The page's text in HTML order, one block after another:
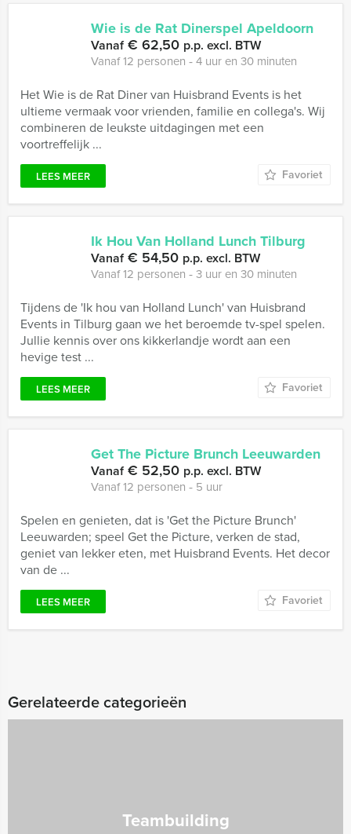
Wie is de Rat Dinerspel Apeldoorn
Vanaf€ 62,50 p.p. excl. BTW
Vanaf 12 personen ‐ 4 uur en 30 minuten
Het Wie is de Rat Diner van Huisbrand Events is het
ultieme vermaak voor vrienden, familie en collega's. Wij
combineren de leukste uitdagingen met een
voortreffelijk ...
LEES MEER Favoriet
Ik Hou Van Holland Lunch Tilburg
Vanaf€ 54,50 p.p. excl. BTW
Vanaf 12 personen ‐ 3 uur en 30 minuten
Tijdens de 'Ik hou van Holland Lunch' van Huisbrand
Events in Tilburg gaan we het beroemde tv-spel spelen.
Jullie kennis over ons kikkerlandje wordt aan een
hevige test ...
LEES MEER Favoriet
Get The Picture Brunch Leeuwarden
Vanaf€ 52,50 p.p. excl. BTW
Vanaf 12 personen ‐ 5 uur
Spelen en genieten, dat is 'Get the Picture Brunch'
Leeuwarden; speel Get the Picture, verken de stad,
geniet van lekker eten, met Huisbrand Events. Het decor
van de ...
LEES MEER Favoriet
Gerelateerde categorieën
Teambuilding